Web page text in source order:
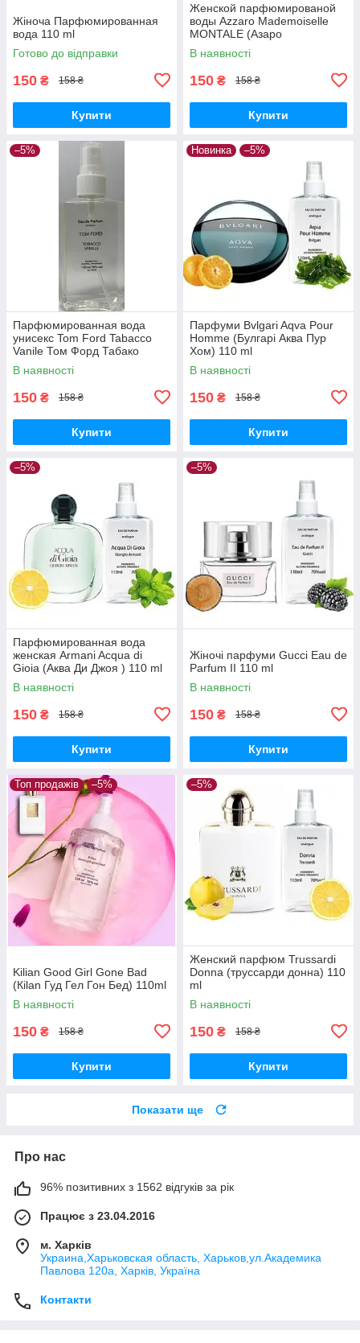
Жіноча Парфюмированная
вода 110 ml
Готово до відправки
150 ₴ 158 ₴
Купити
Женской парфюмированой
воды Azzaro Mademoiselle
MONTALE (Азаро
Мадмуазель) 110 ml
В наявності
150 ₴ 158 ₴
Купити
–5%
Парфюмированная вода
унисекс Tom Ford Tabacco
Vanile Том Форд Табако
ваниль 110 ml
В наявності
150 ₴ 158 ₴
Купити
Новинка –5%
Парфуми Bvlgari Aqva Pour
Homme (Булгарі Аква Пур
Хом) 110 ml
В наявності
150 ₴ 158 ₴
Купити
–5%
Парфюмированная вода
женская Armani Acqua di
Gioia (Аква Ди Джоя ) 110 ml
В наявності
150 ₴ 158 ₴
Купити
–5%
Жіночі парфуми Gucci Eau de
Parfum II 110 ml
В наявності
150 ₴ 158 ₴
Купити
Топ продажів –5%
Kilian Good Girl Gone Bad
(Кilan Гуд Гел Гон Бед) 110ml
В наявності
150 ₴ 158 ₴
Купити
–5%
Женский парфюм Trussardi
Donna (труссарди донна) 110
ml
В наявності
150 ₴ 158 ₴
Купити
Показати ще
Про нас
96% позитивних з 1562 відгуків за рік
Працює з 23.04.2016
м. Харків
Украина,Харьковская область, Харьков,ул.Академика
Павлова 120а, Харків, Україна
Контакти